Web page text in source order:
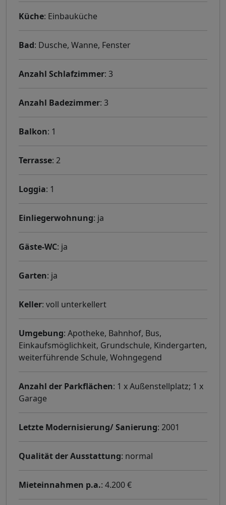
Küche: Einbauküche
Bad: Dusche, Wanne, Fenster
Anzahl Schlafzimmer: 3
Anzahl Badezimmer: 3
Balkon: 1
Terrasse: 2
Loggia: 1
Einliegerwohnung: ja
Gäste-WC: ja
Garten: ja
Keller: voll unterkellert
Umgebung: Apotheke, Bahnhof, Bus,
Einkaufsmöglichkeit, Grundschule, Kindergarten,
weiterführende Schule, Wohngegend
Anzahl der Parkflächen: 1 x Außenstellplatz; 1 x
Garage
Letzte Modernisierung/ Sanierung: 2001
Qualität der Ausstattung: normal
Mieteinnahmen p.a.: 4.200 €